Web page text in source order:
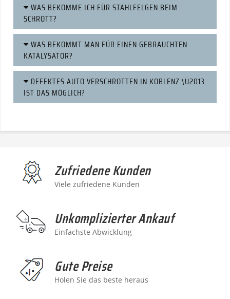
WAS BEKOMME ICH FÜR STAHLFELGEN BEIM
SCHROTT?
WAS BEKOMMT MAN FÜR EINEN GEBRAUCHTEN
KATALYSATOR?
DEFEKTES AUTO VERSCHROTTEN IN KOBLENZ \U2013
IST DAS MÖGLICH?
Zufriedene Kunden
Viele zufriedene Kunden
Unkomplizierter Ankauf
Einfachste Abwicklung
Gute Preise
Holen Sie das beste heraus